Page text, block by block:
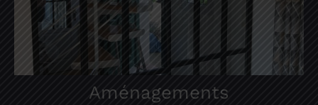
Aménagements